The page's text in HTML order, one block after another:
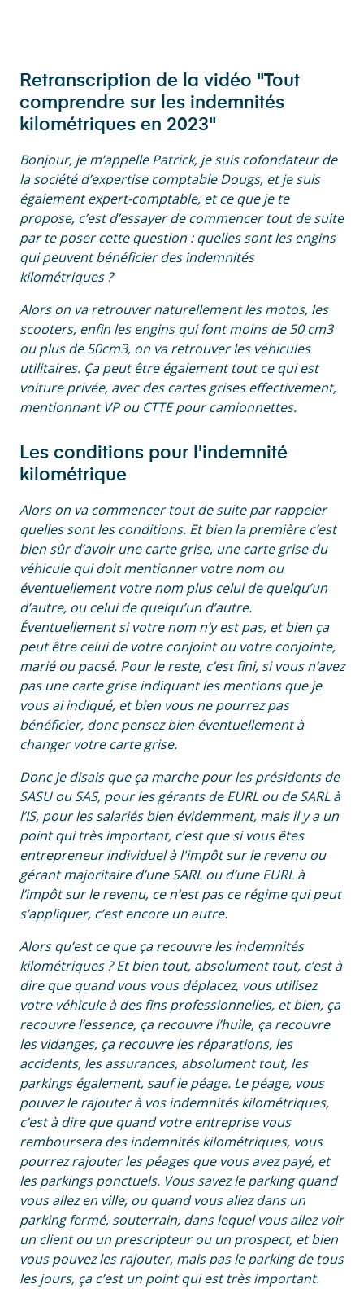
Retranscription de la vidéo "Tout
comprendre sur les indemnités
kilométriques en 2023"
Bonjour, je m’appelle Patrick, je suis cofondateur de
la société d’expertise comptable Dougs, et je suis
également expert-comptable, et ce que je te
propose, c’est d’essayer de commencer tout de suite
par te poser cette question : quelles sont les engins
qui peuvent bénéficier des indemnités
kilométriques ?
Alors on va retrouver naturellement les motos, les
scooters, enfin les engins qui font moins de 50 cm3
ou plus de 50cm3, on va retrouver les véhicules
utilitaires. Ça peut être également tout ce qui est
voiture privée, avec des cartes grises effectivement,
mentionnant VP ou CTTE pour camionnettes.
Les conditions pour l'indemnité
kilométrique
Alors on va commencer tout de suite par rappeler
quelles sont les conditions. Et bien la première c’est
bien sûr d’avoir une carte grise, une carte grise du
véhicule qui doit mentionner votre nom ou
éventuellement votre nom plus celui de quelqu’un
d’autre, ou celui de quelqu’un d’autre.
Éventuellement si votre nom n’y est pas, et bien ça
peut être celui de votre conjoint ou votre conjointe,
marié ou pacsé. Pour le reste, c’est fini, si vous n’avez
pas une carte grise indiquant les mentions que je
vous ai indiqué, et bien vous ne pourrez pas
bénéficier, donc pensez bien éventuellement à
changer votre carte grise.
Donc je disais que ça marche pour les présidents de
SASU ou SAS, pour les gérants de EURL ou de SARL à
l’IS, pour les salariés bien évidemment, mais il y a un
point qui très important, c’est que si vous êtes
entrepreneur individuel à l'impôt sur le revenu ou
gérant majoritaire d’une SARL ou d’une EURL à
l’impôt sur le revenu, ce n’est pas ce régime qui peut
s’appliquer, c’est encore un autre.
Alors qu’est ce que ça recouvre les indemnités
kilométriques ? Et bien tout, absolument tout, c’est à
dire que quand vous vous déplacez, vous utilisez
votre véhicule à des fins professionnelles, et bien, ça
recouvre l’essence, ça recouvre l’huile, ça recouvre
les vidanges, ça recouvre les réparations, les
accidents, les assurances, absolument tout, les
parkings également, sauf le péage. Le péage, vous
pouvez le rajouter à vos indemnités kilométriques,
c’est à dire que quand votre entreprise vous
remboursera des indemnités kilométriques, vous
pourrez rajouter les péages que vous avez payé, et
les parkings ponctuels. Vous savez le parking quand
vous allez en ville, ou quand vous allez dans un
parking fermé, souterrain, dans lequel vous allez voir
un client ou un prescripteur ou un prospect, et bien
vous pouvez les rajouter, mais pas le parking de tous
les jours, ça c’est un point qui est très important.